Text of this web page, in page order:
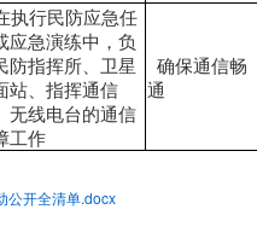
执行民防应急任
应急演练中，负
防指挥所、卫星
站、指挥通信
无线电台的通信
工作
确保通信畅
通
公开全清单.docx